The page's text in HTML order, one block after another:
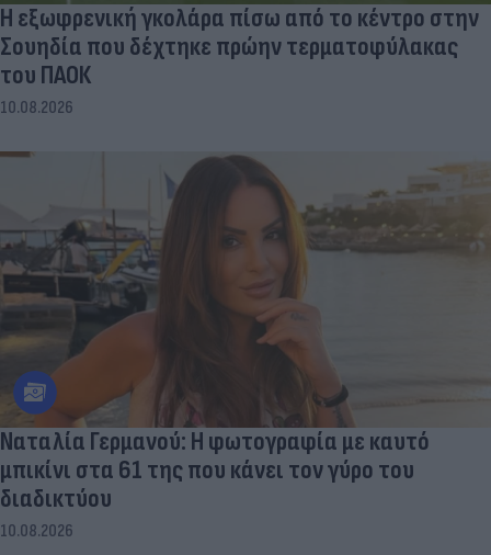
Η εξωφρενική γκολάρα πίσω από το κέντρο στην
Σουηδία που δέχτηκε πρώην τερματοφύλακας
του ΠΑΟΚ
10.08.2026
Ναταλία Γερμανού: Η φωτογραφία με καυτό
μπικίνι στα 61 της που κάνει τον γύρο του
διαδικτύου
10.08.2026